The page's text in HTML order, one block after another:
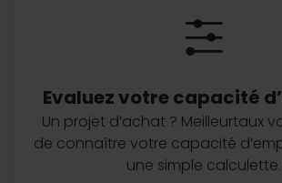
Evaluez votre capacité
Un projet d’achat ? Meilleurtaux
de connaître votre capacité
une simple calculette.